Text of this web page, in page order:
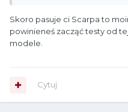
Skoro pasuje ci Scarpa to
powinieneś zacząć testy od
modele.
Cytuj